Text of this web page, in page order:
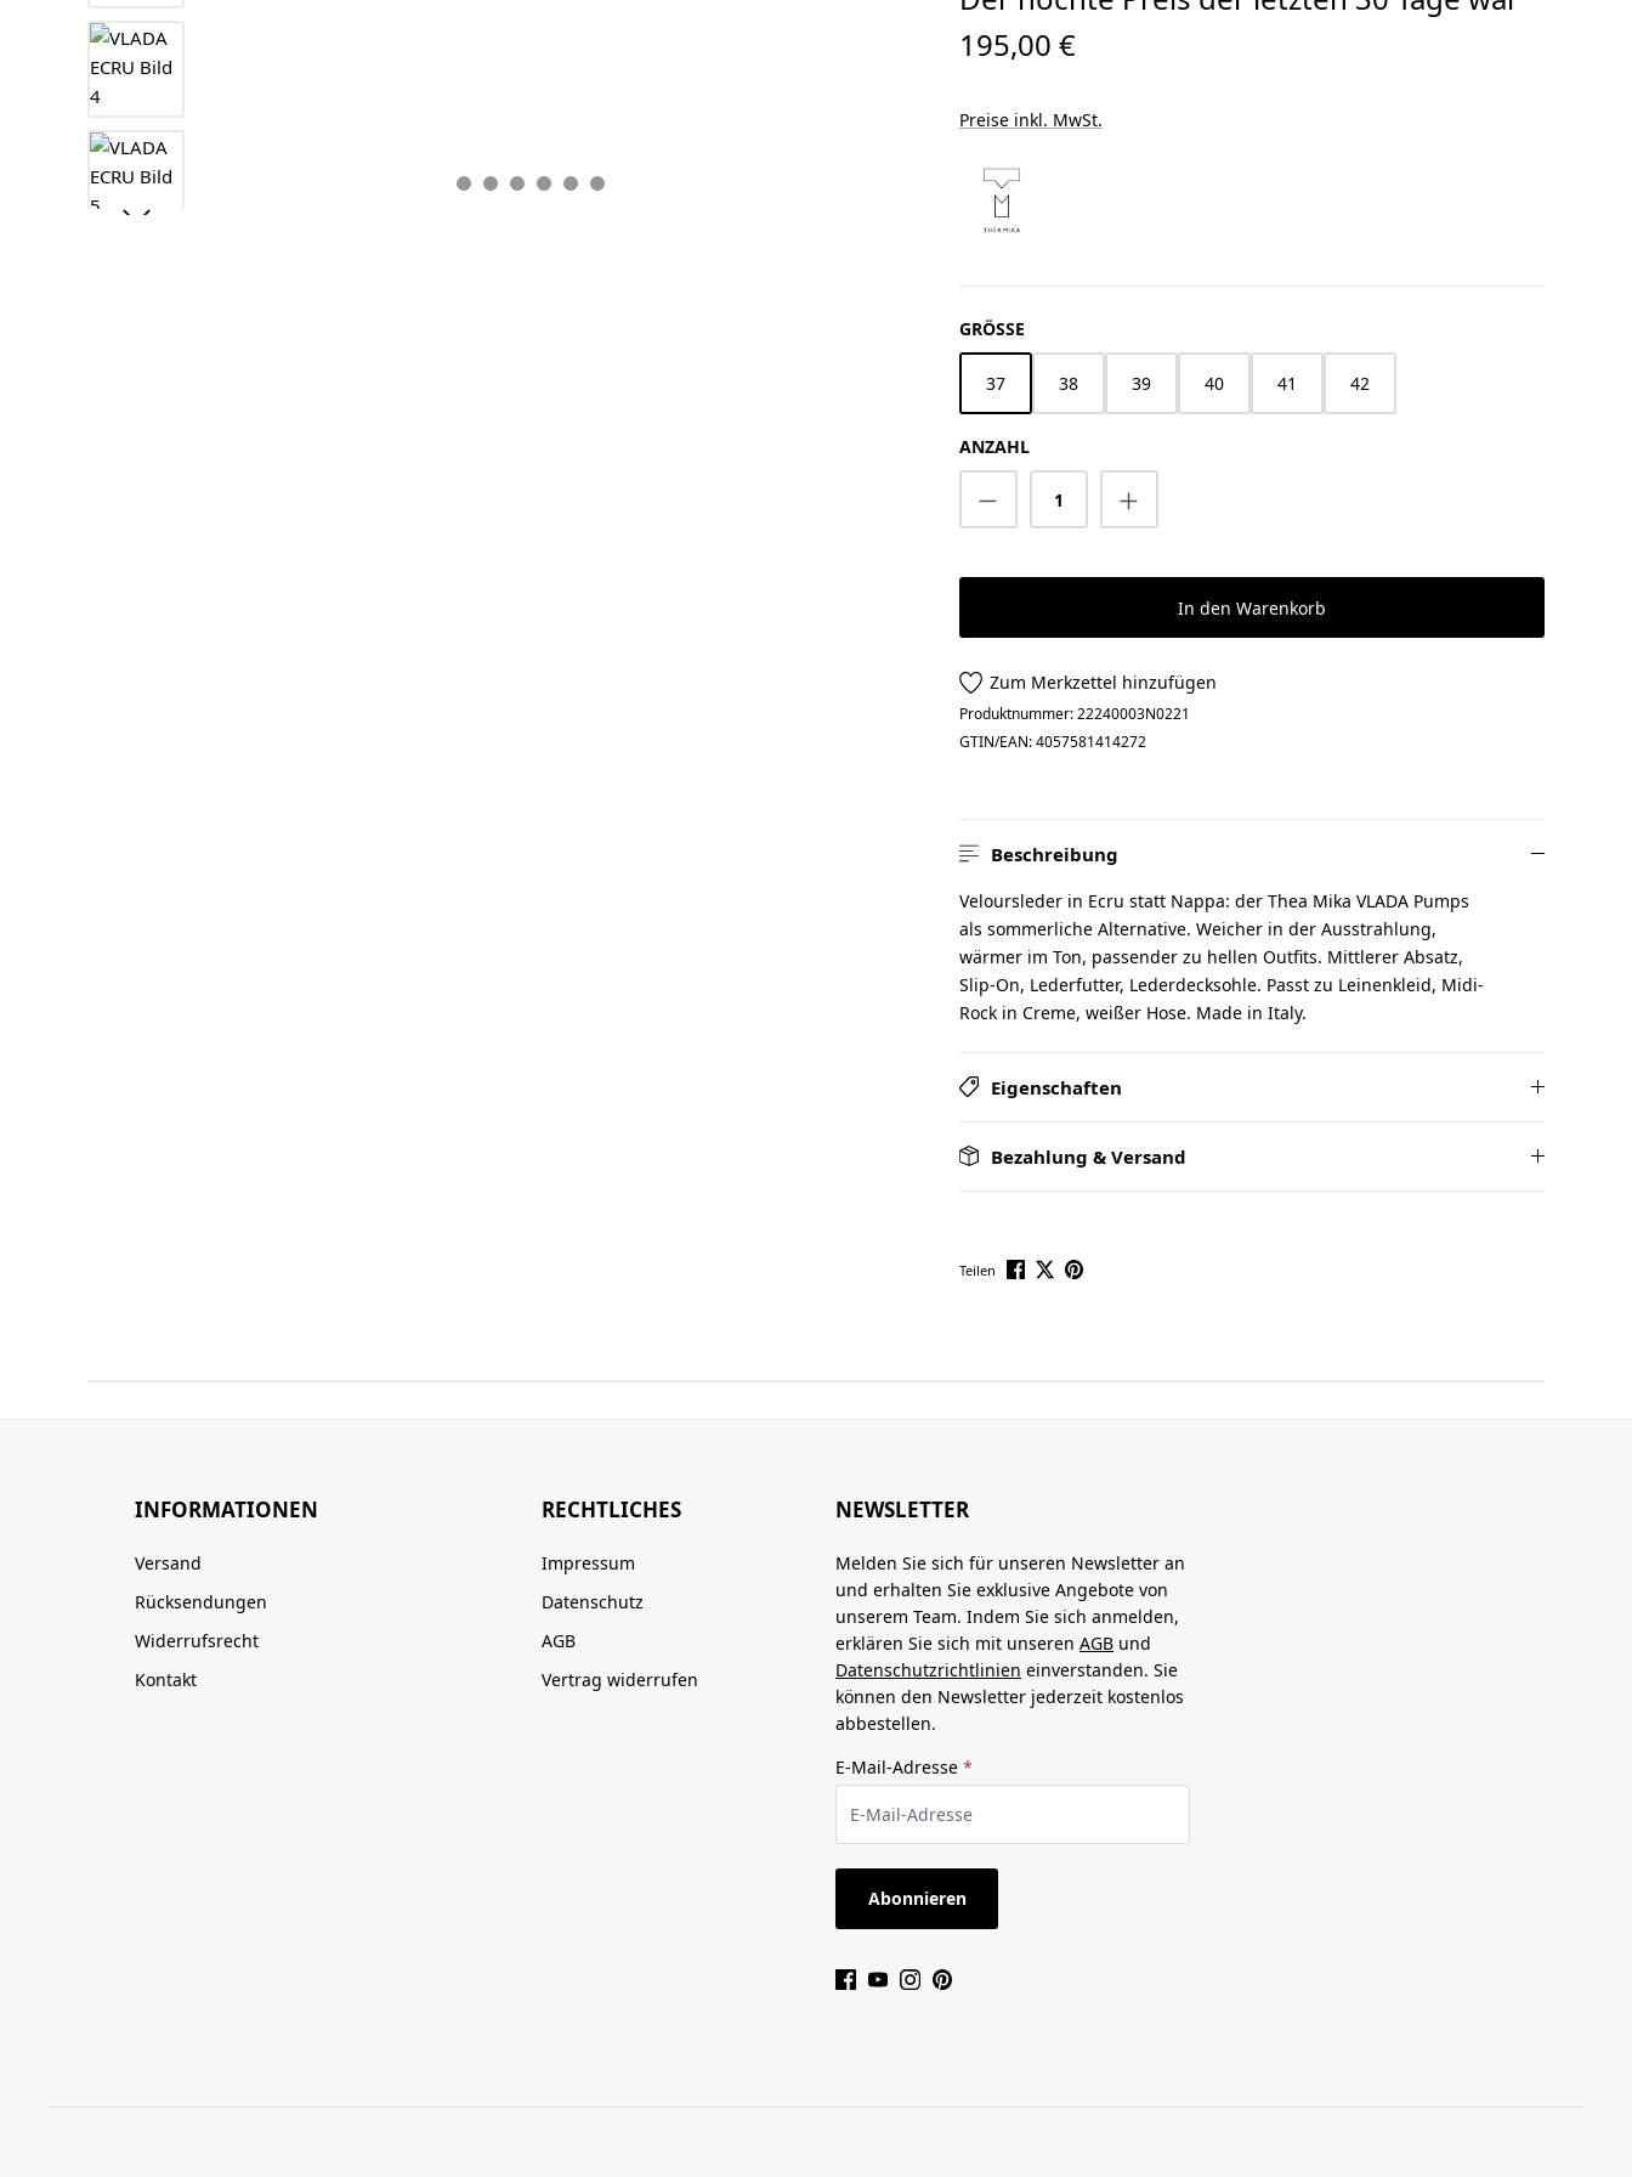
195,00 €
Preise inkl. MwSt.
GRÖSSE AUSWÄHLEN
37 38 39 40 41 42
ANZAHL
Produkt Anzahl: Gib den gewünschten Wert
In den Warenkorb
Zum Merkzettel hinzufügen
Produktnummer:22240003N0221
GTIN/EAN:4057581414272
Beschreibung
Veloursleder in Ecru statt Nappa: der Thea Mika VLADA Pumps
als sommerliche Alternative. Weicher in der Ausstrahlung,
wärmer im Ton, passender zu hellen Outfits. Mittlerer Absatz,
Slip-On, Lederfutter, Lederdecksohle. Passt zu Leinenkleid, Midi-
Rock in Creme, weißer Hose. Made in Italy.
Eigenschaften
Bezahlung & Versand
Teilen
INFORMATIONEN
Versand
Rücksendungen
Widerrufsrecht
Kontakt
RECHTLICHES
Impressum
Datenschutz
AGB
Vertrag widerrufen
NEWSLETTER
Melden Sie sich für unseren Newsletter an
und erhalten Sie exklusive Angebote von
unserem Team. Indem Sie sich anmelden,
erklären Sie sich mit unseren AGB und
Datenschutzrichtlinien einverstanden. Sie
können den Newsletter jederzeit kostenlos
abbestellen.
E-Mail-Adresse *
Abonnieren